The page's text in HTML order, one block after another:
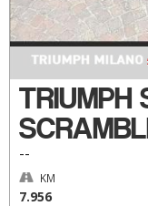
TRIUMPH
--
KM
7.956